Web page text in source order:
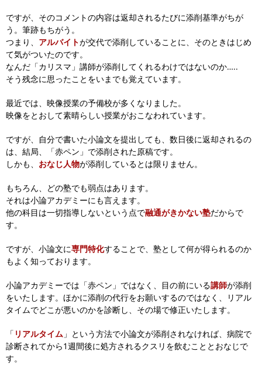
ですが、そのコメントの内容は返却されるたびに添削基準がちが
う。筆跡もちがう。
つまり、 アルバイトが交代で添削していることに、そのときはじめ
て気がついたのです。
なんだ「カリスマ」講師が添削してくれるわけではないのか…..
そう残念に思ったことをいまでも覚えています。
最近では、映像授業の予備校が多くなりました。
映像をとおして素晴らしい授業がおこなわれています。
ですが、自分で書いた小論文を提出しても、 数日後に返却されるの
は、結局、「赤ペン」で添削された原稿です。
しかも、 おなじ人物が添削しているとは限りません。
もちろん、どの塾でも弱点はあります。
それは小論アカデミーにも言えます。
他の科目は一切指導しないという点で融通がきかない塾だからで
す。
ですが、小論文に専門特化することで、 塾として何が得られるのか
もよく知っております。
小論アカデミーでは「赤ペン」ではなく、 目の前にいる講師が添削
をいたします。ほかに添削の代行をお願いするのではなく、
リアル
タイムでどこが悪いのかを診断し、その場で修正いたします。
「 リアルタイム 」という方法で小論文が添削されなければ、 病院で
診断されてから1週間後に処方されるクスリを飲むこととおなじで
す。